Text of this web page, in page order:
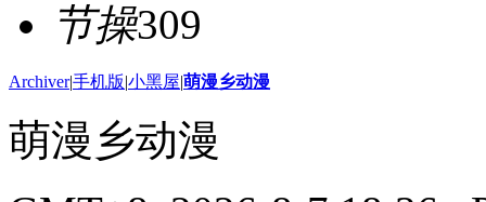
节操309
Archiver|手机版|小黑屋|萌漫乡动漫
萌漫乡动漫